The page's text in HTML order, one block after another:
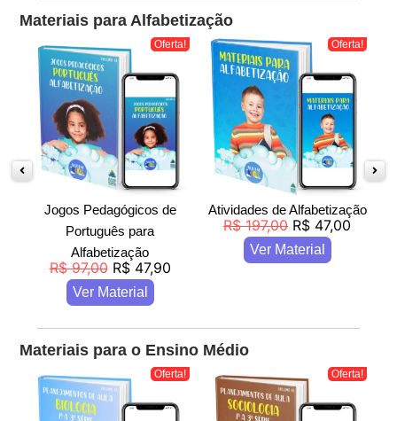
Materiais para Alfabetização
Oferta!
Jogos Pedagógicos de
Português para
Alfabetização
R$97,00 R$47,90
Ver Material
Oferta!
Atividades de Alfabetização
R$197,00 R$ 47,00
Ver Material
Materiais para o Ensino Médio
Oferta! Oferta!